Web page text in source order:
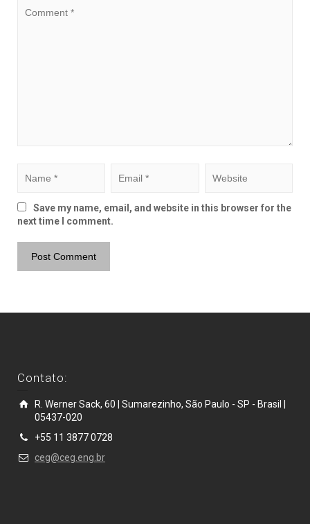
Save my name, email, and website in this browser for the
next time I comment.
Contato:
R. Werner Sack, 60 | Sumarezinho, São Paulo - SP - Brasil |
05437-020
+55 11 3877 0728
ceg@ceg.eng.br